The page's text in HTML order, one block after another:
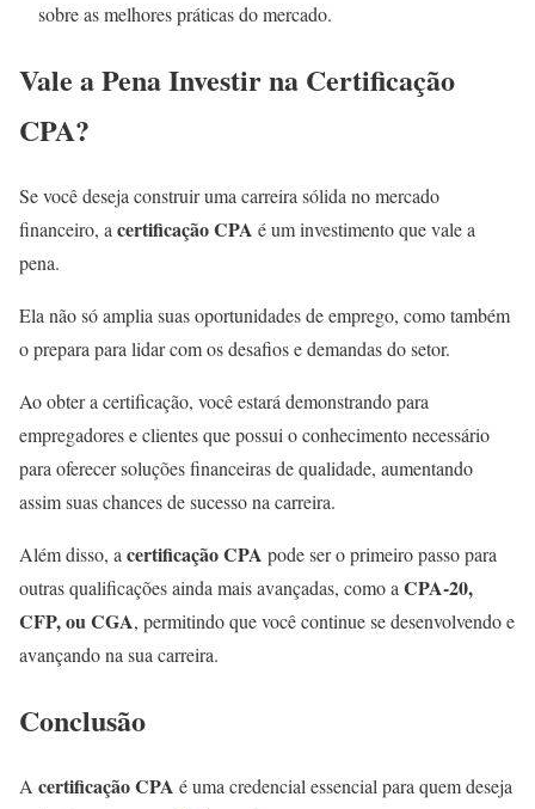
sobre as melhores práticas do mercado.
Vale a Pena Investir na Certificação
CPA?
Se você deseja construir uma carreira sólida no mercado
financeiro, a certificação CPA é um investimento que vale a
pena.
Ela não só amplia suas oportunidades de emprego, como também
o prepara para lidar com os desafios e demandas do setor.
Ao obter a certificação, você estará demonstrando para
empregadores e clientes que possui o conhecimento necessário
para oferecer soluções financeiras de qualidade, aumentando
assim suas chances de sucesso na carreira.
Além disso, a certificaçãoCPA pode ser o primeiro passo para
outras qualificações ainda mais avançadas, como a CPA-20,
CFP, ou CGA, permitindo que você continue se desenvolvendo e
avançando na sua carreira.
Conclusão
A certificação CPA é uma credencial essencial para quem deseja